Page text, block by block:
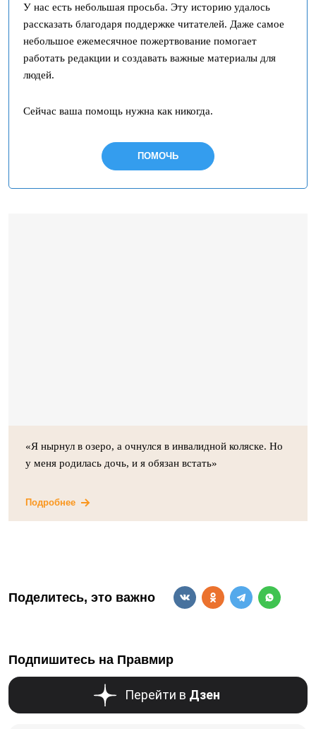
У нас есть небольшая просьба. Эту историю удалось
рассказать благодаря поддержке читателей. Даже самое
небольшое ежемесячное пожертвование помогает
работать редакции и создавать важные материалы для
людей.
Сейчас ваша помощь нужна как никогда.
ПОМОЧЬ
«Я нырнул в озеро, а очнулся в инвалидной коляске. Но
у меня родилась дочь, и я обязан встать»
Подробнее
Поделитесь, это важно
Подпишитесь на Правмир
Перейти в Дзен